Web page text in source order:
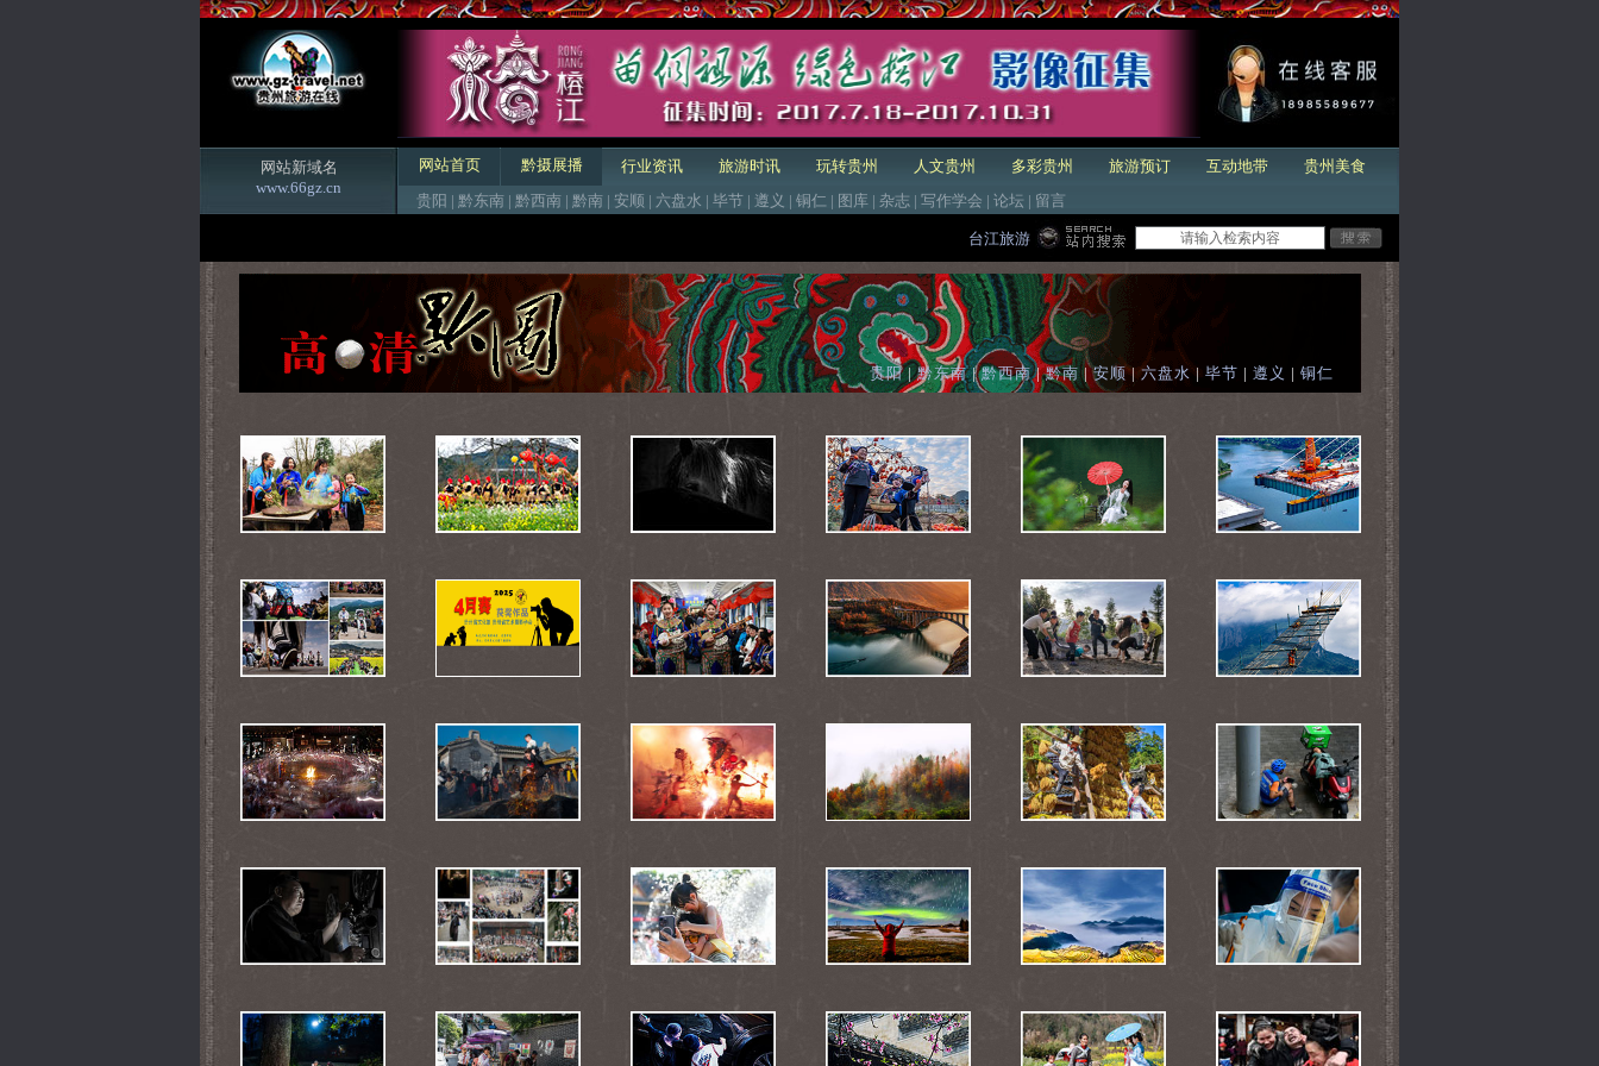
网站新域名
www.66gz.cn
网站首页 黔摄展播 行业资讯 旅游时讯 玩转贵州 人文贵州 多彩贵州 旅游预订 互动地带
贵州美食
贵阳 | 黔东南 | 黔西南 | 黔南 | 安顺 | 六盘水 | 毕节 | 遵义 | 铜仁 | 图库 | 杂志 | 写作学会 | 论坛 | 留言
台江旅游
贵阳|黔东南|黔西南|黔南|安顺|六盘水| 毕节 | 遵义 | 铜仁